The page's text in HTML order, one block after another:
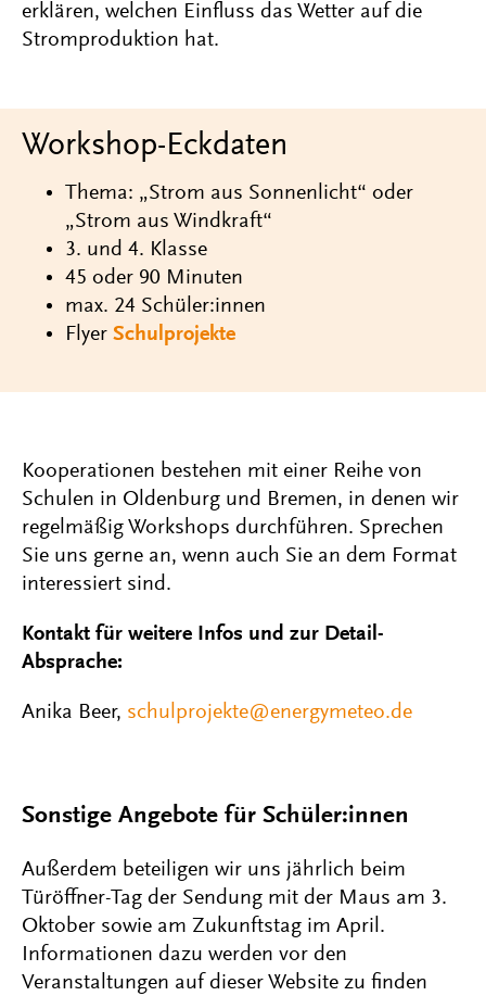
erklären, welchen Einfluss das Wetter auf die
Stromproduktion hat.
Workshop-Eckdaten
Thema: „Strom aus Sonnenlicht“ oder
„Strom aus Windkraft“
3. und 4. Klasse
45 oder 90 Minuten
max. 24 Schüler:innen
Flyer Schulprojekte
Kooperationen bestehen mit einer Reihe von
Schulen in Oldenburg und Bremen, in denen wir
regelmäßig Workshops durchführen. Sprechen
Sie uns gerne an, wenn auch Sie an dem Format
interessiert sind.
Kontakt für weitere Infos und zur Detail-
Absprache:
Anika Beer, schulprojekte@energymeteo.de
Sonstige Angebote für Schüler:innen
Außerdem beteiligen wir uns jährlich beim
Türöffner-Tag der Sendung mit der Maus am 3.
Oktober sowie am Zukunftstag im April.
Informationen dazu werden vor den
Veranstaltungen auf dieser Website zu finden